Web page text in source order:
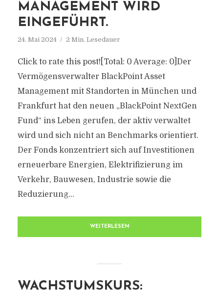
MANAGEMENT WIRD
EINGEFÜHRT.
24. Mai 2024 2 Min. Lesedauer
Click to rate this post![Total: 0 Average: 0]Der
Vermögensverwalter BlackPoint Asset
Management mit Standorten in München und
Frankfurt hat den neuen „BlackPoint NextGen
Fund“ ins Leben gerufen, der aktiv verwaltet
wird und sich nicht an Benchmarks orientiert.
Der Fonds konzentriert sich auf Investitionen
erneuerbare Energien, Elektrifizierung im
Verkehr, Bauwesen, Industrie sowie die
Reduzierung...
WEITERLESEN
WACHSTUMSKURS: